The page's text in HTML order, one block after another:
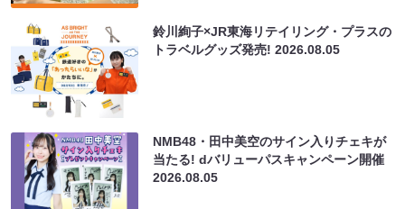
鈴川絢子×JR東海リテイリング・プラスの
トラベルグッズ発売!2026.08.05
NMB48・田中美空のサイン入りチェキが
当たる! dバリューパスキャンペーン開催
2026.08.05